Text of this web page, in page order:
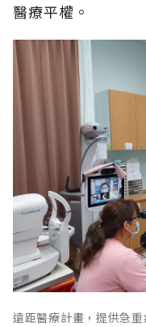
醫療平權。
遠距醫療計畫，提供急